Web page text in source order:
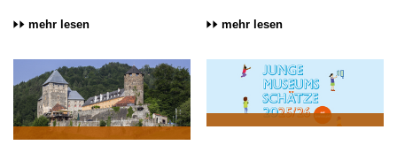
mehr lesen mehr lesen